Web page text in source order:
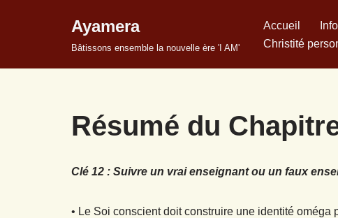
Ayamera
Bâtissons ensemble la nouvelle ère 'I AM'
Accueil
Christité
Résumé du
Clé 12 : Suivre un vrai enseignant ou un faux
• Le Soi conscient doit construire une identité